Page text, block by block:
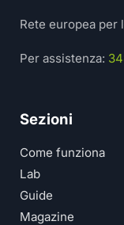
Rete europea
Per assistenza:
Sezioni
Come funziona
Lab
Guide
Magazine